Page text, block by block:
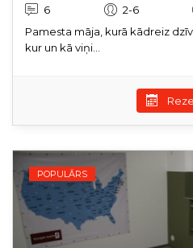
6 2-6
Pamesta māja, kurā kādreiz
kur un kā viņi...
POPULĀRS